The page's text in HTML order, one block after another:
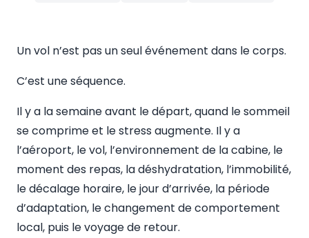
Un vol n’est pas un seul événement dans le corps.
C’est une séquence.
Il y a la semaine avant le départ, quand le sommeil
se comprime et le stress augmente. Il y a
l’aéroport, le vol, l’environnement de la cabine, le
moment des repas, la déshydratation, l’immobilité,
le décalage horaire, le jour d’arrivée, la période
d’adaptation, le changement de comportement
local, puis le voyage de retour.